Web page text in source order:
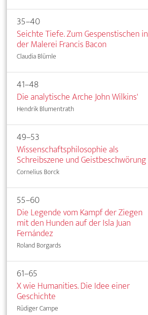
35–40
Seichte Tiefe. Zum Gespenstischen in
der Malerei Francis Bacon
Claudia Blümle
41–48
Die analytische Arche John Wilkins'
Hendrik Blumentrath
49–53
Wissenschaftsphilosophie als
Schreibszene und Geistbeschwörung
Cornelius Borck
55–60
Die Legende vom Kampf der Ziegen
mit den Hunden auf der Isla Juan
Fernández
Roland Borgards
61–65
X wie Humanities. Die Idee einer
Geschichte
Rüdiger Campe